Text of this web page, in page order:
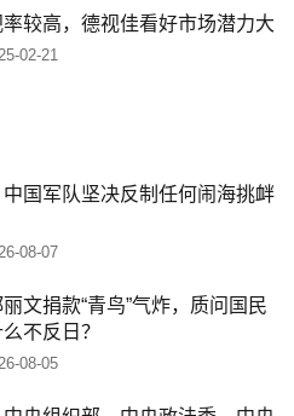
较高，德视佳看好市场潜力大
02-21
中国军队坚决反制任何闹海挑衅
08-07
丽文捐款“青鸟”气炸，质问国民
不反日？
08-05